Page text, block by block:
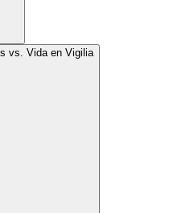
vs. Vida en Vigilia